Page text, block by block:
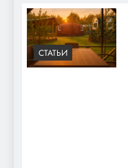
СТАТЬИ